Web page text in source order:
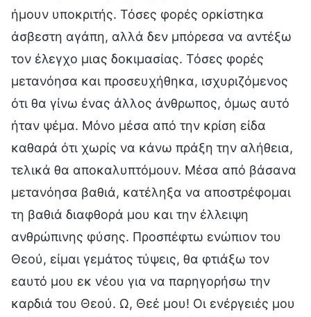
ήμουν υποκριτής. Τόσες φορές ορκίστηκα
άσβεστη αγάπη, αλλά δεν μπόρεσα να αντέξω
τον έλεγχο μιας δοκιμασίας. Τόσες φορές
μετανόησα και προσευχήθηκα, ισχυριζόμενος
ότι θα γίνω ένας άλλος άνθρωπος, όμως αυτό
ήταν ψέμα. Μόνο μέσα από την κρίση είδα
καθαρά ότι χωρίς να κάνω πράξη την αλήθεια,
τελικά θα αποκαλυπτόμουν. Μέσα από βάσανα
μετανόησα βαθιά, κατέληξα να αποστρέφομαι
τη βαθιά διαφθορά μου και την έλλειψη
ανθρώπινης φύσης. Προσπέφτω ενώπιον του
Θεού, είμαι γεμάτος τύψεις, θα φτιάξω τον
εαυτό μου εκ νέου για να παρηγορήσω την
καρδιά του Θεού. Ω, Θεέ μου! Οι ενέργειές μου